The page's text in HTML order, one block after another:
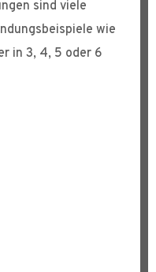
sind viele
wie
in 3, 4, 5 oder 6